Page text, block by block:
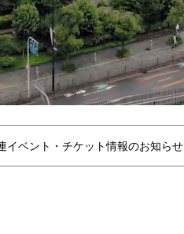
イベント・チケット情報のお知らせ